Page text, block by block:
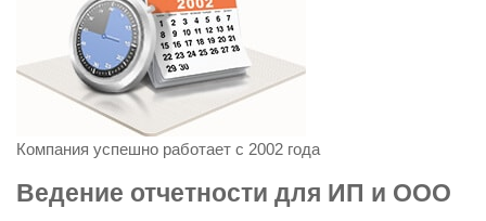
Компания успешно работает с 2002 года
Ведение отчетности для ИП и ООО